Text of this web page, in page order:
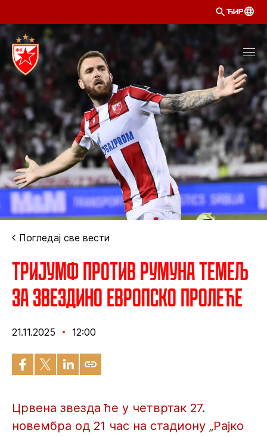
ЋИР
Погледај све вести
Тријумф против Румуна темељ
за Звездино европско пролеће
21.11.2025 12:00
Црвена звезда ће у четвртак 27.
новембра од 21 час на стадиону „Рајко